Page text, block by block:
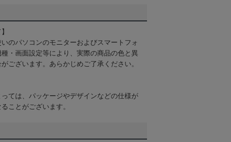
のパソコンのモニターおよびスマートフォ
・画面設定等により、実際の商品の色と異
ございます。あらかじめご了承ください。
ては、パッケージやデザインなどの仕様が
ことがございます。